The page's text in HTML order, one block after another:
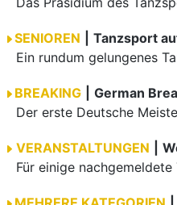
SENIOREN
BREAKING
VERANSTALTUNGEN